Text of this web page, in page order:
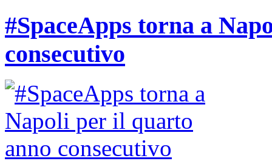
#SpaceApps torna a
consecutivo